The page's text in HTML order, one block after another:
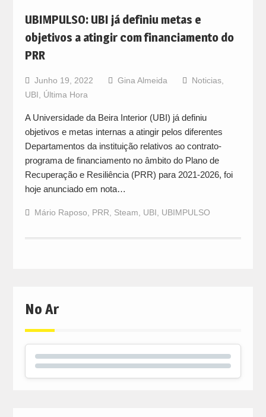
UBIMPULSO: UBI já definiu metas e
objetivos a atingir com financiamento do
PRR
Junho 19, 2022 Gina Almeida Noticias,
UBI
Última Hora
A Universidade da Beira Interior (UBI) já definiu
objetivos e metas internas a atingir pelos diferentes
Departamentos da instituição relativos ao contrato-
programa de financiamento no âmbito do Plano de
Recuperação e Resiliência (PRR) para 2021-2026, foi
hoje anunciado em nota…
Mário Raposo PRR Steam UBI UBIMPULSO
No Ar